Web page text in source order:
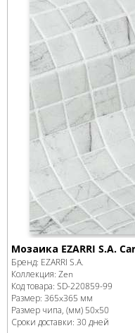
Мозаика EZARRI S.A.
Бренд: EZARRI S.A.
Коллекция: Zen
Код товара: SD-220859-99
Размер: 365x365 мм
Размер чипа, (мм) 50x50
Сроки доставки: 30 дней